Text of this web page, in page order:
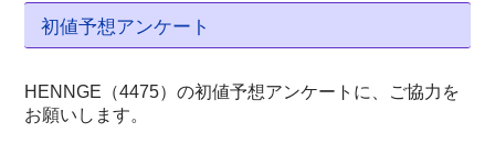
初値予想アンケート
HENNGE（4475）の初値予想アンケートに、ご協力を
お願いします。